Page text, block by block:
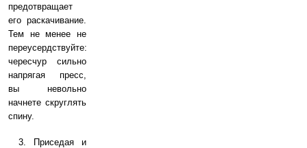
предотвращает
его раскачивание.
Тем не менее не
переусердствуйте:
чересчур сильно
напрягая пресс,
вы невольно
начнете скруглять
спину.
3. Приседая и